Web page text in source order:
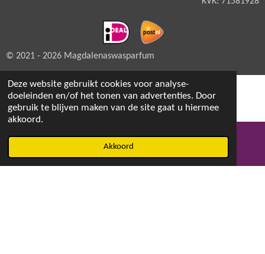
Deze website gebruikt cookies voor analyse-
doeleinden en/of het tonen van advertenties. Door
gebruik te blijven maken van de site gaat u hiermee
akkoord.
Akkoord
© 2021 - 2026 Magdalenaswasparfum